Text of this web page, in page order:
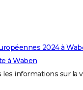
2024 à
à Waben
les informations sur la